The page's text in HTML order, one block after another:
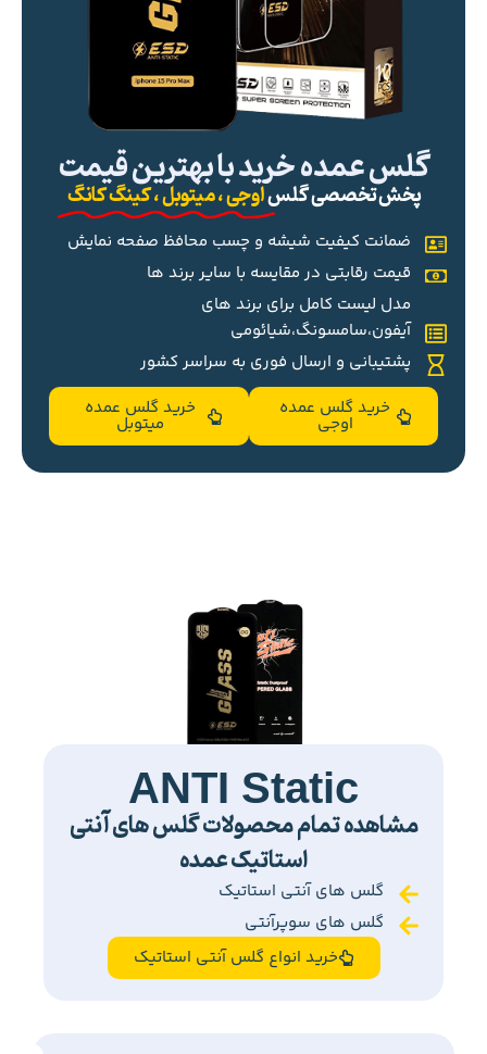
گلس عمده خرید با بهترین قیمت
پخش تخصصی گلساوجی ، میتوبل ، کینگ کانگ
ضمانت کیفیت شیشه و چسب محافظ صفحه نمایش
قیمت رقابتی در مقایسه با سایر برند ها
مدل لیست کامل برای برند های
آیفون،سامسونگ،شیائومی
پشتیبانی و ارسال فوری به سراسر کشور
خرید گلس عمده
اوجی
خرید گلس عمده
میتوبل
ANTI Static
مشاهده تمام محصولات گلس های آنتی
استاتیک عمده
گلس های آنتی استاتیک
گلس های سوپرآنتی
خرید انواع گلس آنتی استاتیک